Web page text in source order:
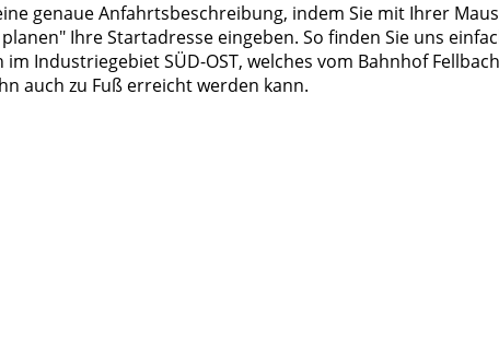
genaue Anfahrtsbeschreibung, indem Sie mit Ihrer
Ihre Startadresse eingeben. So finden Sie uns
Industriegebiet SÜD-OST, welches vom Bahnhof
auch zu Fuß erreicht werden kann.